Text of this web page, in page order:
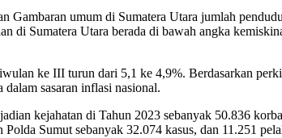
umum di Sumatera Utara jumlah
Sumatera Utara berada di bawah angka
ke III turun dari 5,1 ke 4,9%. Berdasarkan
sasaran inflasi nasional.
kejahatan di Tahun 2023 sebanyak 50.836
Sumut sebanyak 32.074 kasus, dan 11.251